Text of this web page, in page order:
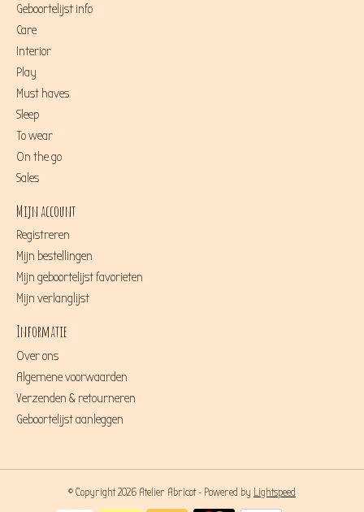
Geboortelijst info
Care
Interior
Play
Must haves
Sleep
To wear
On the go
Sales
Mijn account
Registreren
Mijn bestellingen
Mijn geboortelijst favorieten
Mijn verlanglijst
Informatie
Over ons
Algemene voorwaarden
Verzenden & retourneren
Geboortelijst aanleggen
© Copyright 2026 Atelier Abricot - Powered by Lightspeed